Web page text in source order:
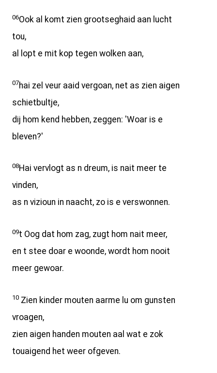
06Ook al komt zien grootseghaid aan lucht
tou,
al lopt e mit kop tegen wolken aan,
07hai zel veur aaid vergoan, net as zien aigen
schietbultje,
dij hom kend hebben, zeggen: 'Woar is e
bleven?'
08Hai vervlogt as n dreum, is nait meer te
vinden,
as n vizioun in naacht, zo is e verswonnen.
09t Oog dat hom zag, zugt hom nait meer,
en t stee doar e woonde, wordt hom nooit
meer gewoar.
10 Zien kinder mouten aarme lu om gunsten
vroagen,
zien aigen handen mouten aal wat e zok
touaigend het weer ofgeven.